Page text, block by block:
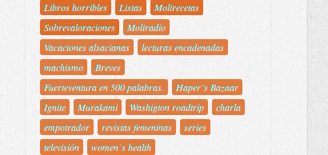
Libros horribles
Listas
Molirecetas
Sobrevaloraciones
Moliradio
Vacaciones alsacianas
lecturas encadenadas
machismo
Breves
Fuerteventura en 500 palabras.
Haper´s Bazaar
Ignite
Murakami Washigton roadtrip
charla
empotrador
revistas femeninas
series
televisión
women´s health